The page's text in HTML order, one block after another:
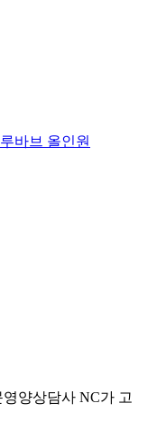
바브 올인원
양상담사 NC가 고